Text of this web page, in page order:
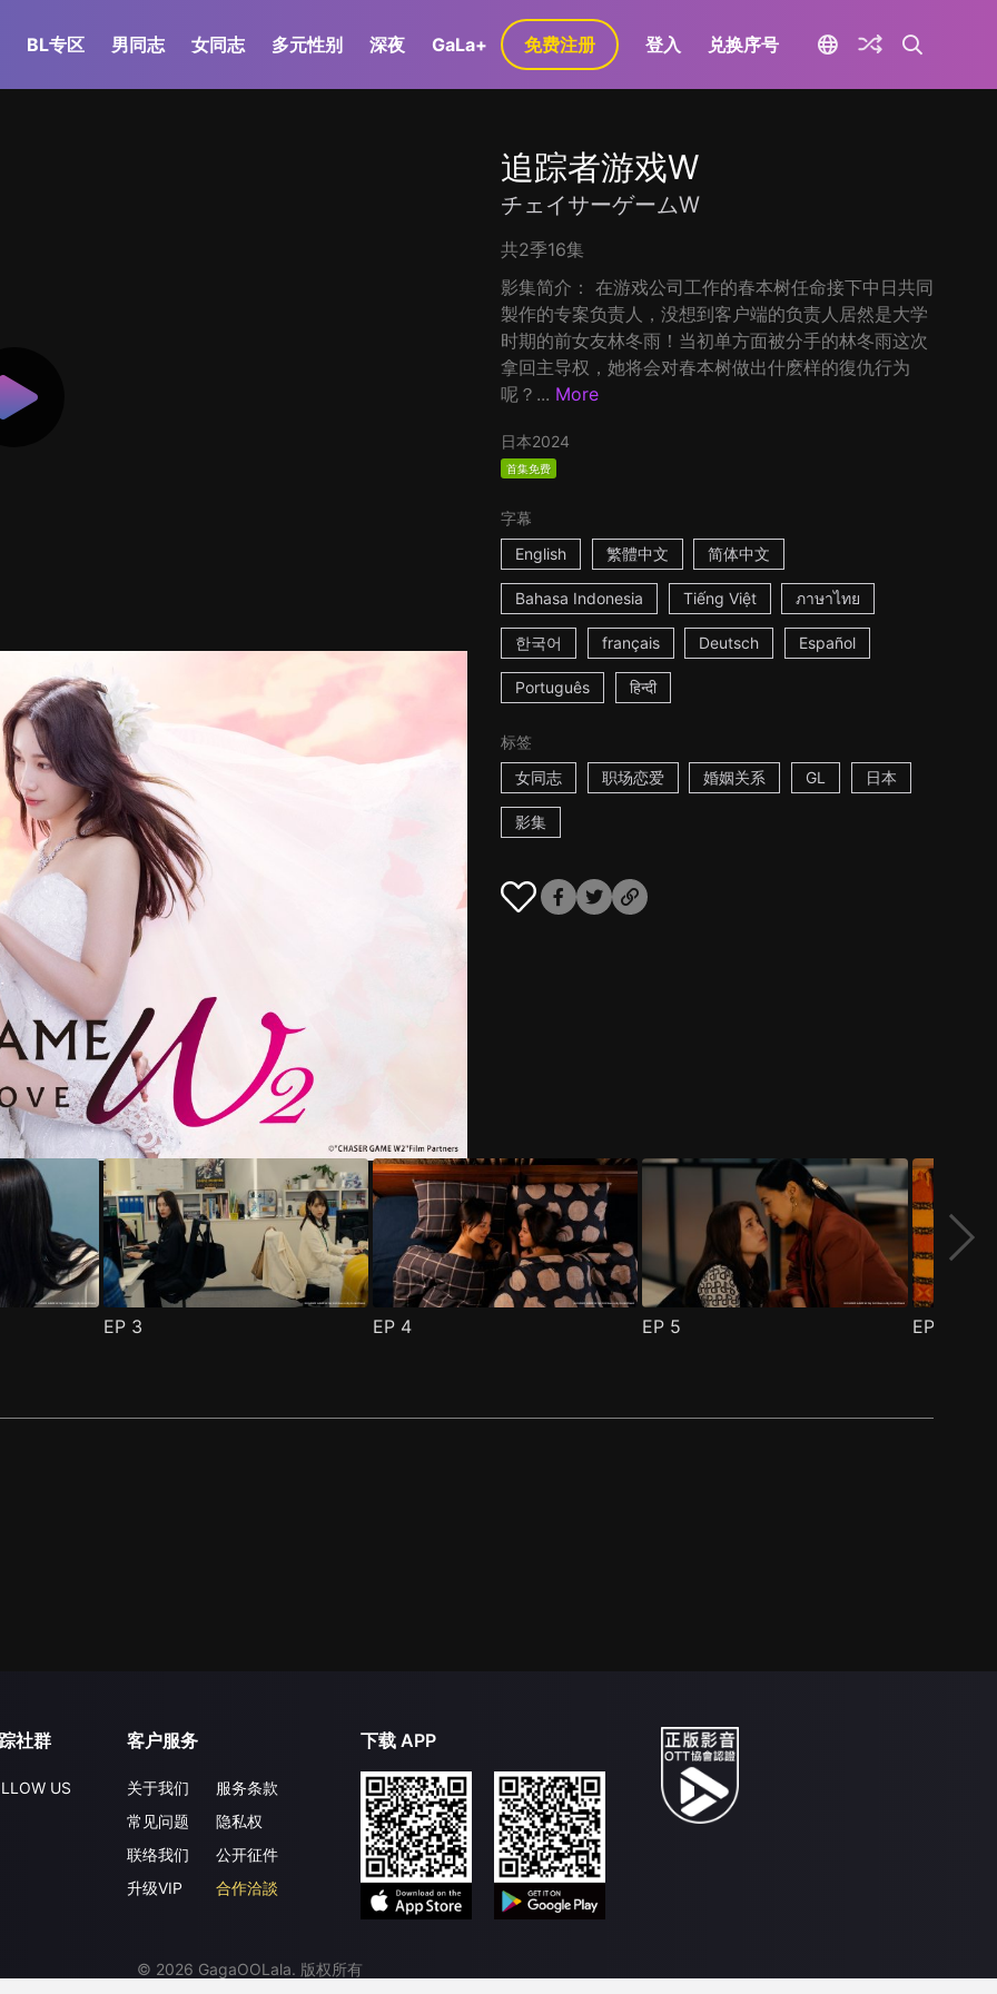
BL专区 男同志 女同志 多元性别 深夜 GaLa+ 免费注册 登入 兑换序号
追踪者游戏W
チェイサーゲームW
共2季16集
影集简介： 在游戏公司工作的春本树任命接下中日共同
製作的专案负责人，没想到客户端的负责人居然是大学
时期的前女友林冬雨！当初单方面被分手的林冬雨这次
拿回主导权，她将会对春本树做出什麽样的復仇行为
呢？... More
日本2024
首集免费
字幕
English
繁體中文 简体中文
Bahasa Indonesia Tiếng Việt ภาษาไทย
한국어 français Deutsch Español
Português हिन्दी
标签
女同志
职场恋爱 婚姻关系 GL 日本
影集
()
EP 3 EP 4 EP 5 EP
社群
US
客户服务
关于我们
常见问题
联络我们
升级VIP
服务条款
隐私权
公开征件
合作洽談
下载 APP
© 2026 GagaOOLala. 版权所有